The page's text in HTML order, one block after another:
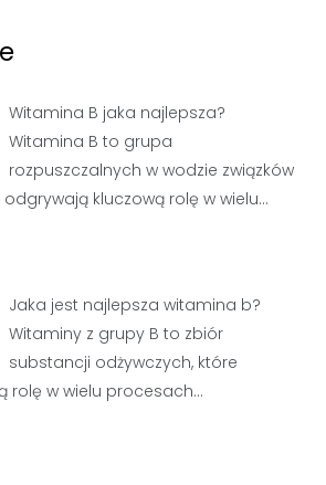
Witamina B jaka najlepsza?
Witamina B to grupa
rozpuszczalnych w wodzie związków
kluczową rolę w wielu…
Jaka jest najlepsza witamina b?
Witaminy z grupy B to zbiór
substancji odżywczych, które
rolę w wielu procesach…